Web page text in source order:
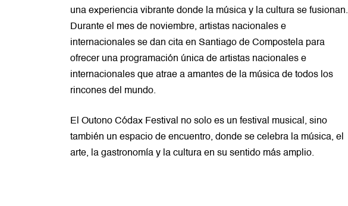
una experiencia vibrante donde la música y la cultura se fusionan.
Durante el mes de noviembre, artistas nacionales e
internacionales se dan cita en Santiago de Compostela para
ofrecer una programación única de artistas nacionales e
internacionales que atrae a amantes de la música de todos los
rincones del mundo.
El Outono Códax Festival no solo es un festival musical, sino
también un espacio de encuentro, donde se celebra la música, el
arte, la gastronomía y la cultura en su sentido más amplio.